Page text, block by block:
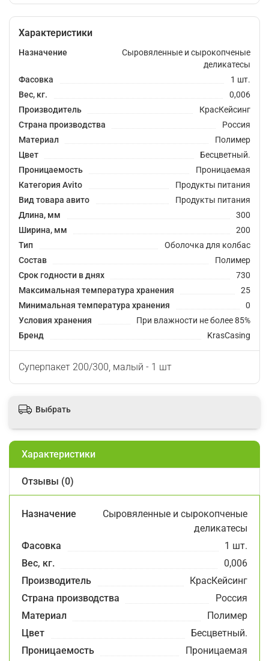
Характеристики
Назначение
Сыровяленные и сырокопченые
деликатесы
Фасовка
1 шт.
Вес, кг.
0,006
Производитель
КрасКейсинг
Страна производства
Россия
Материал
Полимер
Цвет
Бесцветный.
Проницаемость
Проницаемая
Категория Avito
Продукты питания
Вид товара авито
Продукты питания
Длина, мм
300
Ширина, мм
200
Тип
Оболочка для колбас
Состав
Полимер
Срок годности в днях
730
Максимальная температура хранения
25
Минимальная температура хранения
0
Условия хранения
При влажности не более 85%
Бренд
KrasCasing
Суперпакет 200/300, малый - 1 шт
Выбрать
Характеристики
Отзывы (0)
Назначение
Сыровяленные и сырокопченые
деликатесы
Фасовка
1 шт.
Вес, кг.
0,006
Производитель
КрасКейсинг
Страна производства
Россия
Материал
Полимер
Цвет
Бесцветный.
Проницаемость
Проницаемая